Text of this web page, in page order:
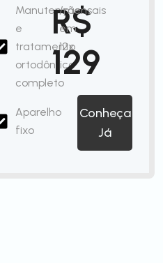
Manutenção
e
tratamento
ortodôntico
completo
Aparelho
fixo
R$
129
/mensais
em
12x
Conheça
Já